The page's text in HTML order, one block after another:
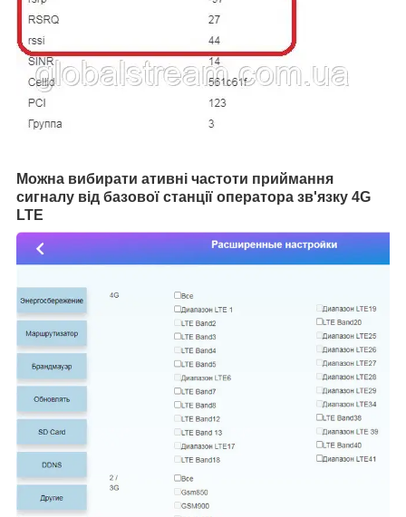
Можна вибирати ативні частоти приймання
сигналу від базової станції оператора зв'язку 4G
LTE